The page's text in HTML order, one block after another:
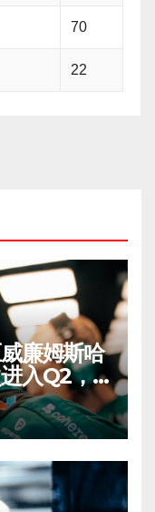
70
22
廉姆斯哈
入Q2，